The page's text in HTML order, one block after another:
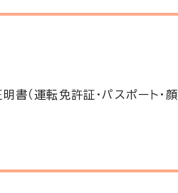
（運転免許証・パスポート・